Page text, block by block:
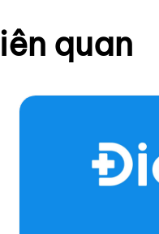
quan